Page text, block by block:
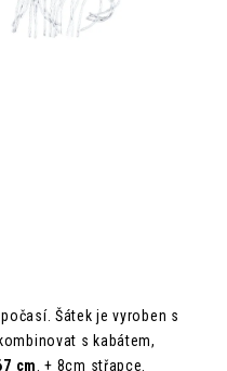
Šátek je vyroben s
s kabátem,
cm . + 8cm střapce.